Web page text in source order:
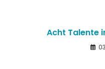
Acht Talente